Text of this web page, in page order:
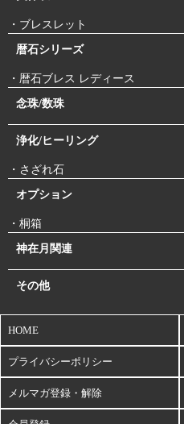
・ブレスレット
暦石シリーズ
・暦石ブレス レディース
念珠/数珠
浄化/ヒーリング
・さざれ石
オプション
・桐箱
神在月関連
その他
HOME
プライバシーポリシー
メルマガ登録・解除